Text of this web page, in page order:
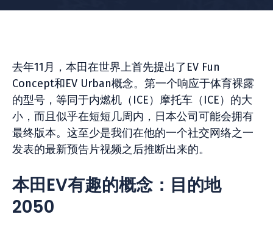
去年11月，本田在世界上首先提出了EV Fun
Concept和EV Urban概念。第一个响应于体育裸露
的型号，等同于内燃机（ICE）摩托车（ICE）的大
小，而且似乎在短短几周内，日本公司可能会拥有
最终版本。这至少是我们在他的一个社交网络之一
发表的最新预告片视频之后推断出来的。
本田EV有趣的概念：目的地
2050